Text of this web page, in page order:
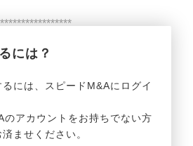
には？
には、スピードM&Aにログイ
のアカウントをお持ちでない方
ませください。